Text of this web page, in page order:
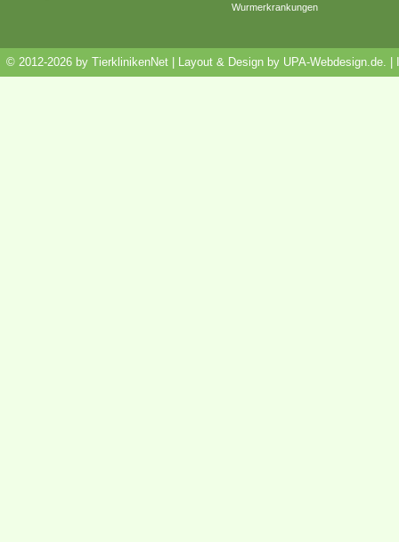
Wurmerkrankungen
© 2012-2026 by TierklinikenNet | Layout & Design by UPA-Webdesign.de.